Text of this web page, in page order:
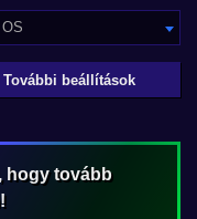
OS
További beállítások
hogy tovább